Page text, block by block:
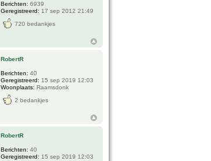
Berichten: 6939
Geregistreerd: 17 sep 2012 21:49
720 bedankjes
RobertR
Berichten: 40
Geregistreerd: 15 sep 2019 12:03
Woonplaats: Raamsdonk
2 bedankjes
RobertR
Berichten: 40
Geregistreerd: 15 sep 2019 12:03